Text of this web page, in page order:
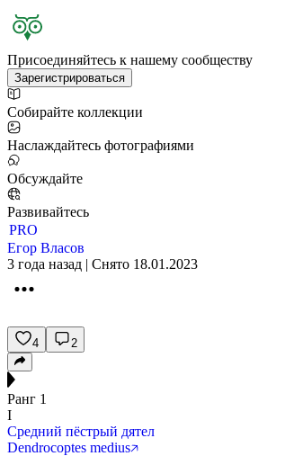
Присоединяйтесь к нашему сообществу
Зарегистрироваться
Собирайте коллекции
Наслаждайтесь фотографиями
Обсуждайте
Развивайтесь
PRO
Егор Власов
3 года назад | Снято 18.01.2023
4 2
Ранг 1
I
Средний пёстрый дятел
Dendrocoptes medius